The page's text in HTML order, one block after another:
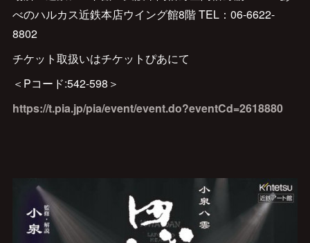
べのハルカス近鉄本店ウイング館8階 TEL：06-6622-
8802
チケット取扱いはチケットぴあにて
＜Pコード:542-598＞
https://t.pia.jp/pia/event/event.do?eventCd=2618880